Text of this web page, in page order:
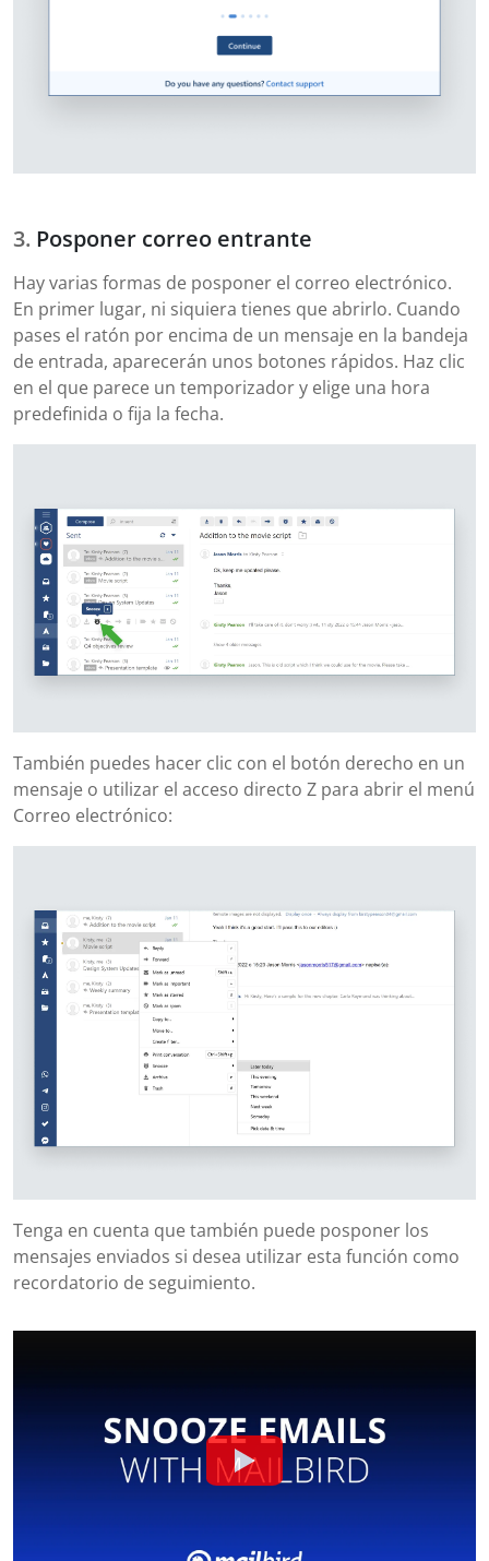
Posponer correo entrante
Hay varias formas de posponer el correo electrónico.
En primer lugar, ni siquiera tienes que abrirlo. Cuando
pases el ratón por encima de un mensaje en la bandeja
de entrada, aparecerán unos botones rápidos. Haz clic
en el que parece un temporizador y elige una hora
predefinida o fija la fecha.
También puedes hacer clic con el botón derecho en un
mensaje o utilizar el acceso directo Z para abrir el menú
Correo electrónico:
Tenga en cuenta que también puede posponer los
mensajes enviados si desea utilizar esta función como
recordatorio de seguimiento.